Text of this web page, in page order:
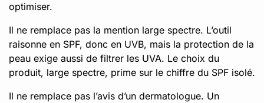
optimiser.
Il ne remplace pas la mention large spectre. L’outil
raisonne en SPF, donc en UVB, mais la protection de la
peau exige aussi de filtrer les UVA. Le choix du
produit, large spectre, prime sur le chiffre du SPF isolé.
Il ne remplace pas l’avis d’un dermatologue. Un